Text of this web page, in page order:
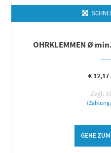
OHRKLEMMEN Ø
€12,17
Zzgl.
GEHE